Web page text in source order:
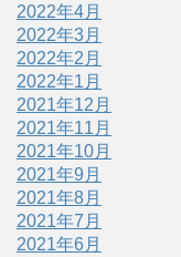
2022年4月
2022年3月
2022年2月
2022年1月
2021年12月
2021年11月
2021年10月
2021年9月
2021年8月
2021年7月
2021年6月